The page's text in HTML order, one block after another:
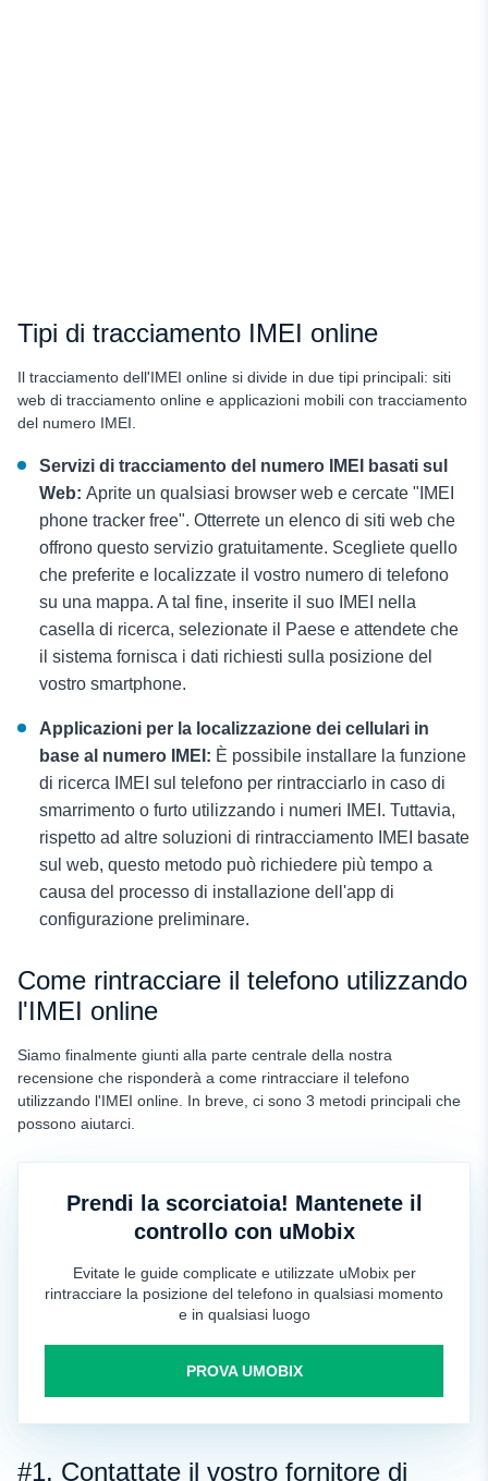
Tipi di tracciamento IMEI online
Il tracciamento dell'IMEI online si divide in due tipi principali: siti
web di tracciamento online e applicazioni mobili con tracciamento
del numero IMEI.
Servizi di tracciamento del numero IMEI basati sul
Web: Aprite un qualsiasi browser web e cercate "IMEI
phone tracker free". Otterrete un elenco di siti web che
offrono questo servizio gratuitamente. Scegliete quello
che preferite e localizzate il vostro numero di telefono
su una mappa. A tal fine, inserite il suo IMEI nella
casella di ricerca, selezionate il Paese e attendete che
il sistema fornisca i dati richiesti sulla posizione del
vostro smartphone.
Applicazioni per la localizzazione dei cellulari in
base al numero IMEI : È possibile installare la funzione
di ricerca IMEI sul telefono per rintracciarlo in caso di
smarrimento o furto utilizzando i numeri IMEI. Tuttavia,
rispetto ad altre soluzioni di rintracciamento IMEI basate
sul web, questo metodo può richiedere più tempo a
causa del processo di installazione dell'app di
configurazione preliminare.
Come rintracciare il telefono utilizzando
l'IMEI online
Siamo finalmente giunti alla parte centrale della nostra
recensione che risponderà a come rintracciare il telefono
utilizzando l'IMEI online. In breve, ci sono 3 metodi principali che
possono aiutarci.
Prendi la scorciatoia! Mantenete il
controllo con uMobix
Evitate le guide complicate e utilizzate uMobix per
rintracciare la posizione del telefono in qualsiasi momento
e in qualsiasi luogo
PROVA UMOBIX
#1. Contattate il vostro fornitore di